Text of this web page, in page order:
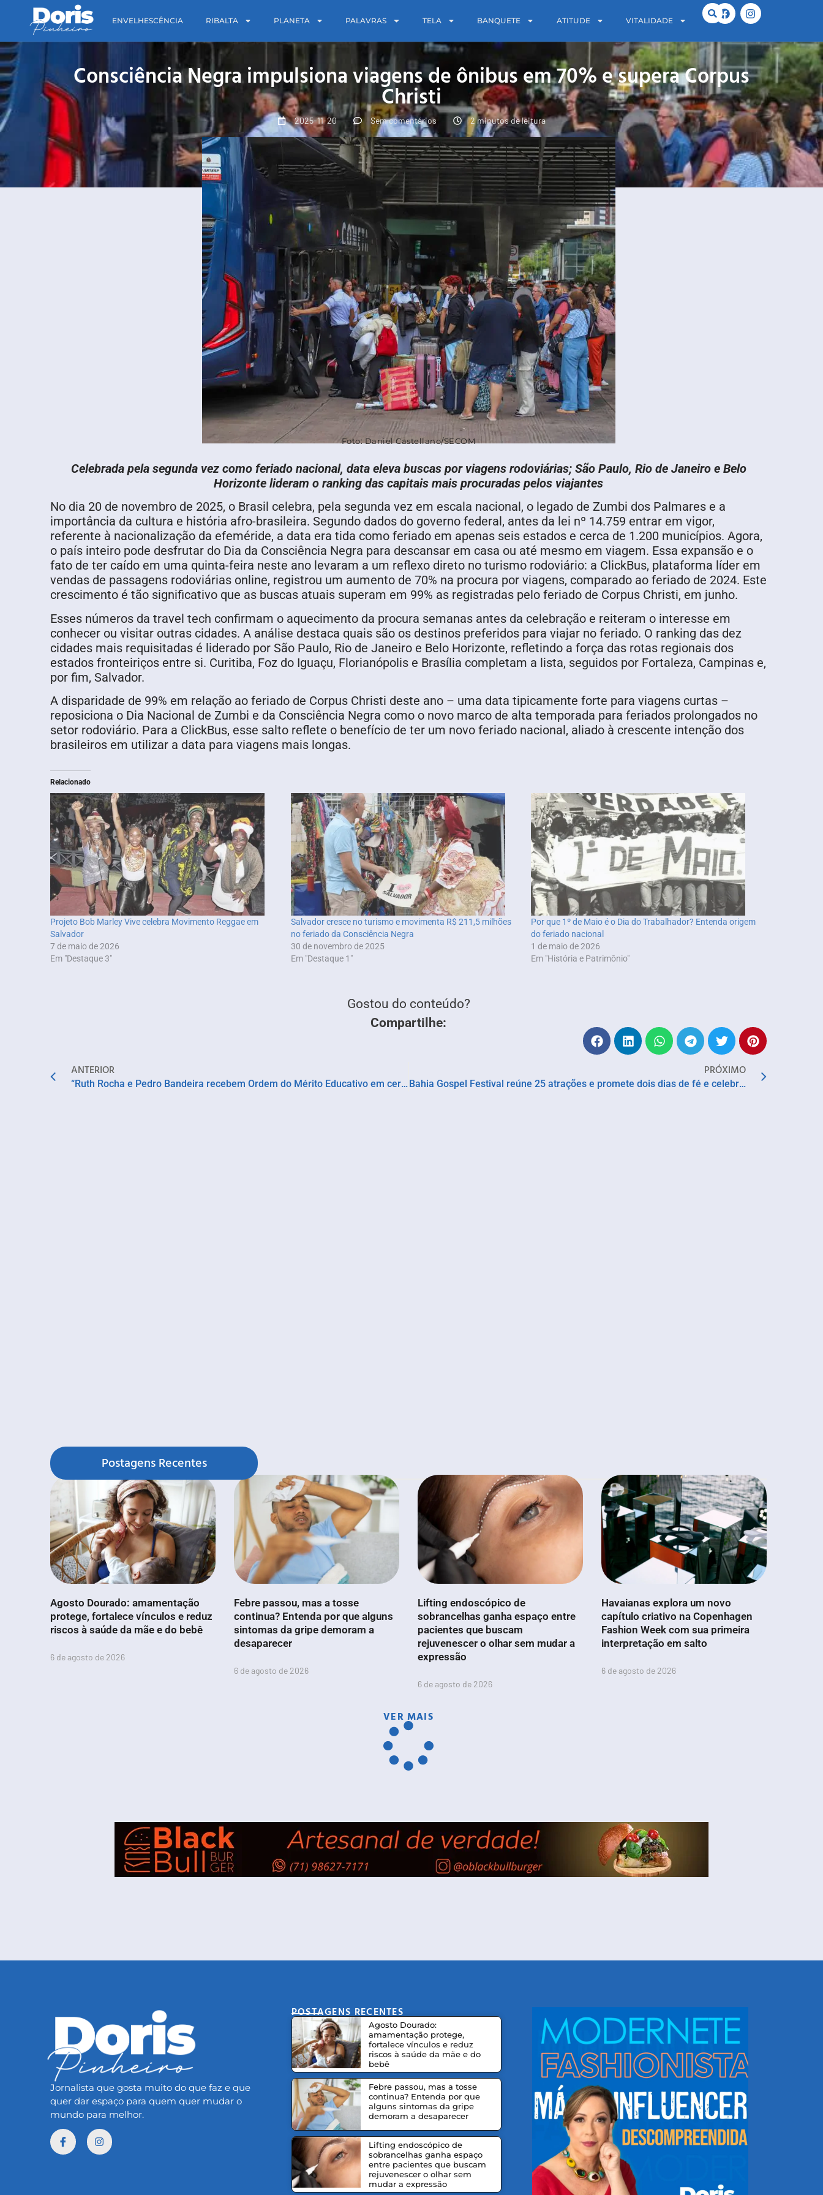
ENVELHESCÊNCIA RIBALTA PLANETA PALAVRAS TELA BANQUETE ATITUDE VITALIDADE
Consciência Negra impulsiona viagens de ônibus em 70% e supera Corpus
Christi
2025-11-20 Sem comentários 2 minutos de leitura
Foto: Daniel Castellano/SECOM
Celebrada pela segunda vez como feriado nacional, data eleva buscas por viagens rodoviárias; São Paulo, Rio de Janeiro e Belo
Horizonte lideram o ranking das capitais mais procuradas pelos viajantes
No dia 20 de novembro de 2025, o Brasil celebra, pela segunda vez em escala nacional, o legado de Zumbi dos Palmares e a
importância da cultura e história afro-brasileira. Segundo dados do governo federal, antes da lei nº 14.759 entrar em vigor,
referente à nacionalização da efeméride, a data era tida como feriado em apenas seis estados e cerca de 1.200 municípios. Agora,
o país inteiro pode desfrutar do Dia da Consciência Negra para descansar em casa ou até mesmo em viagem. Essa expansão e o
fato de ter caído em uma quinta-feira neste ano levaram a um reflexo direto no turismo rodoviário: a ClickBus, plataforma líder em
vendas de passagens rodoviárias online, registrou um aumento de 70% na procura por viagens, comparado ao feriado de 2024. Este
crescimento é tão significativo que as buscas atuais superam em 99% as registradas pelo feriado de Corpus Christi, em junho.
Esses números da travel tech confirmam o aquecimento da procura semanas antes da celebração e reiteram o interesse em
conhecer ou visitar outras cidades. A análise destaca quais são os destinos preferidos para viajar no feriado. O ranking das dez
cidades mais requisitadas é liderado por São Paulo, Rio de Janeiro e Belo Horizonte, refletindo a força das rotas regionais dos
estados fronteiriços entre si. Curitiba, Foz do Iguaçu, Florianópolis e Brasília completam a lista, seguidos por Fortaleza, Campinas e,
por fim, Salvador.
A disparidade de 99% em relação ao feriado de Corpus Christi deste ano – uma data tipicamente forte para viagens curtas –
reposiciona o Dia Nacional de Zumbi e da Consciência Negra como o novo marco de alta temporada para feriados prolongados no
setor rodoviário. Para a ClickBus, esse salto reflete o benefício de ter um novo feriado nacional, aliado à crescente intenção dos
brasileiros em utilizar a data para viagens mais longas.
Relacionado
Projeto Bob Marley Vive celebra Movimento Reggae em
Salvador
7 de maio de 2026
Em "Destaque 3"
Salvador cresce no turismo e movimenta R$ 211,5 milhões
no feriado da Consciência Negra
30 de novembro de 2025
Em "Destaque 1"
Por que 1º de Maio é o Dia do Trabalhador? Entenda origem
do feriado nacional
1 de maio de 2026
Em "História e Patrimônio"
Gostou do conteúdo?
Compartilhe:
ANTERIOR
“Ruth Rocha e Pedro Bandeira recebem Ordem do Mérito Educativo em cerimônia com Lula”
PRÓXIMO
Bahia Gospel Festival reúne 25 atrações e promete dois dias de fé e celebração em Camaçari
Postagens Recentes
Agosto Dourado: amamentação
protege, fortalece vínculos e reduz
riscos à saúde da mãe e do bebê
6 de agosto de 2026
Febre passou, mas a tosse
continua? Entenda por que alguns
sintomas da gripe demoram a
desaparecer
6 de agosto de 2026
Lifting endoscópico de
sobrancelhas ganha espaço entre
pacientes que buscam
rejuvenescer o olhar sem mudar a
expressão
6 de agosto de 2026
Havaianas explora um novo
capítulo criativo na Copenhagen
Fashion Week com sua primeira
interpretação em salto
6 de agosto de 2026
VER MAIS
Jornalista que gosta muito do que faz e que
quer dar espaço para quem quer mudar o
mundo para melhor.
POSTAGENS RECENTES
Agosto Dourado:
amamentação protege,
fortalece vínculos e reduz
riscos à saúde da mãe e do
bebê
Febre passou, mas a tosse
continua? Entenda por que
alguns sintomas da gripe
demoram a desaparecer
Lifting endoscópico de
sobrancelhas ganha espaço
entre pacientes que buscam
rejuvenescer o olhar sem
mudar a expressão
CONHEÇA DORIS E EQUIPE